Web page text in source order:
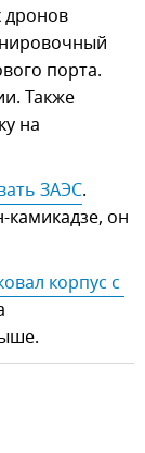
порта.
Также
на
ЗАЭС.
он
корпус с